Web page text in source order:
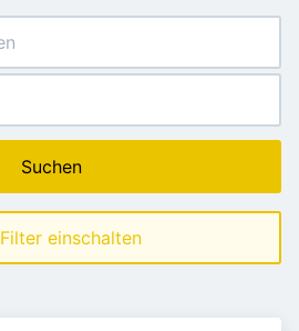
Suchen
Filter einschalten